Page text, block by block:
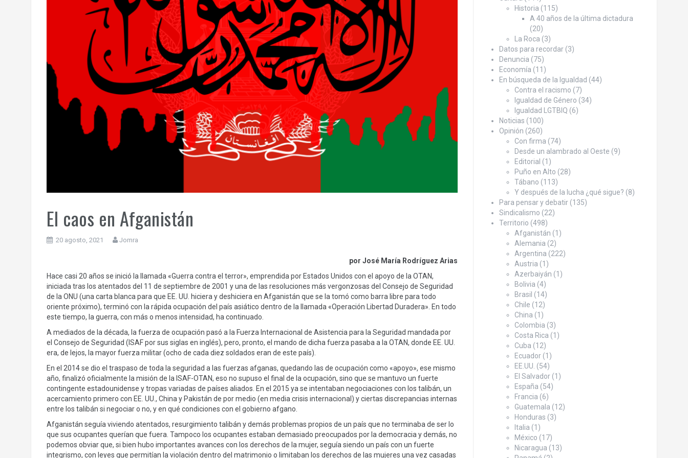
El caos en Afganistán
20 agosto, 2021 Jomra
por José María Rodríguez Arias
Hace casi 20 años se inició la llamada «Guerra contra el terror», emprendida por Estados Unidos con el apoyo de la OTAN,
iniciada tras los atentados del 11 de septiembre de 2001 y una de las resoluciones más vergonzosas del Consejo de Seguridad
de la ONU (una carta blanca para que EE. UU. hiciera y deshiciera en Afganistán que se la tomó como barra libre para todo
oriente próximo), terminó con la rápida ocupación del país asiático dentro de la llamada «Operación Libertad Duradera». En todo
este tiempo, la guerra, con más o menos intensidad, ha continuado.
A mediados de la década, la fuerza de ocupación pasó a la Fuerza Internacional de Asistencia para la Seguridad mandada por
el Consejo de Seguridad (ISAF por sus siglas en inglés), pero, pronto, el mando de dicha fuerza pasaba a la OTAN, donde EE. UU.
era, de lejos, la mayor fuerza militar (ocho de cada diez soldados eran de este país).
En el 2014 se dio el traspaso de toda la seguridad a las fuerzas afganas, quedando las de ocupación como «apoyo», ese mismo
año, finalizó oficialmente la misión de la ISAF-OTAN, eso no supuso el final de la ocupación, sino que se mantuvo un fuerte
contingente estadounidense y tropas variadas de países aliados. En el 2015 ya se intentaban negociaciones con los talibán, un
acercamiento primero con EE. UU., China y Pakistán de por medio (en media crisis internacional) y ciertas discrepancias internas
entre los talibán si negociar o no, y en qué condiciones con el gobierno afgano.
Afganistán seguía viviendo atentados, resurgimiento talibán y demás problemas propios de un país que no terminaba de ser lo
que sus ocupantes querían que fuera. Tampoco los ocupantes estaban demasiado preocupados por la democracia y demás, no
podemos obviar que, si bien hubo importantes avances con los derechos de la mujer, seguía siendo un país con un fuerte
integrismo, con leyes que permitían la violación dentro del matrimonio o limitaban los derechos de las mujeres una vez casadas
Historia (115)
A 40 años de la última dictadura
(20)
La Roca (3)
Datos para recordar(3)
Denuncia (75)
Economía (11)
En búsqueda de la Igualdad (44)
Contra el racismo (7)
Igualdad de Género (34)
Igualdad LGTBIQ (6)
Noticias (100)
Opinión (260)
Con firma (74)
Desde un alambrado al Oeste (9)
Editorial (1)
Puño en Alto (28)
Tábano (113)
Y después de la lucha ¿qué sigue? (8)
Para pensar y debatir(135)
Sindicalismo (22)
Territorio (498)
Afganistán (1)
Alemania (2)
Argentina (222)
Austria (1)
Azerbaiyán (1)
Bolivia (4)
Brasil (14)
Chile (12)
China (1)
Colombia (3)
Costa Rica (1)
Cuba (12)
Ecuador(1)
EE.UU. (54)
El Salvador(1)
España (54)
Francia (6)
Guatemala (12)
Honduras (3)
Italia (1)
México (17)
Nicaragua (13)